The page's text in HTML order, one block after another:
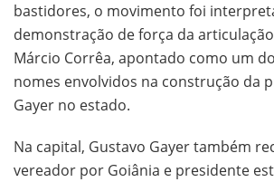
bastidores, o movimento foi
demonstração de força da
Márcio Corrêa, apontado como um
nomes envolvidos na construção da
Gayer no estado.
Na capital, Gustavo Gayer também
vereador por Goiânia e presidente